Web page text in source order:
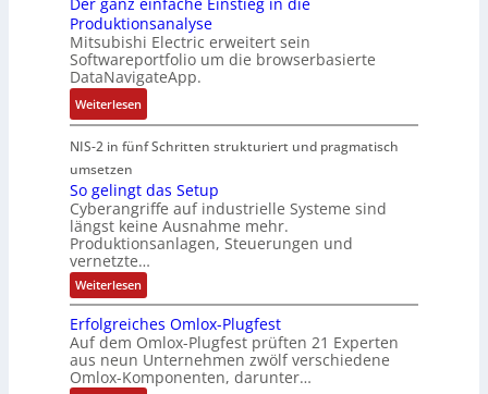
r
a
u
e
U
m
g
e
b
u
n
g
e
n
c
h
i
n
e
u
r
o
p
e
a
n
E
h
e
r
c
a
t
P
l
u
g
s
t
r
a
t
e
g
e
f
ü
r
D
I
N
-
S
c
t
e
I
n
d
u
s
r
i
e
c
o
m
p
u
t
e
u
l
a
r
e
R
o
t
e
r
g
e
n
e
r
a
t
Produktionsanalyse
Mitsubishi Electric erweitert sein
Softwareportfolio um die browserbasierte
DataNavigateApp.
Weiterlesen:
D
e
g
a
n
z
e
i
n
f
a
c
NIS-2 in fünf Schritten strukturiert und pragmatisch
umsetzen
So gelingt das Setup
Cyberangriffe auf industrielle Systeme sind
längst keine Ausnahme mehr.
Produktionsanlagen, Steuerungen und
vernetzte…
Weiterlesen:
S
o
g
e
i
n
Erfolgreiches Omlox-Plugfest
Auf dem Omlox-Plugfest prüften 21 Experten
aus neun Unternehmen zwölf verschiedene
Omlox-Komponenten, darunter…